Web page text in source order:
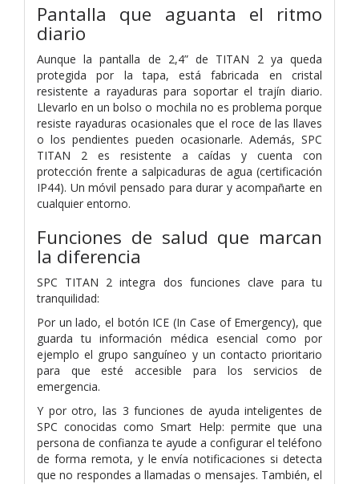
Pantalla que aguanta el ritmo
diario
Aunque la pantalla de 2,4” de TITAN 2 ya queda
protegida por la tapa, está fabricada en cristal
resistente a rayaduras para soportar el trajín diario.
Llevarlo en un bolso o mochila no es problema porque
resiste rayaduras ocasionales que el roce de las llaves
o los pendientes pueden ocasionarle. Además, SPC
TITAN 2 es resistente a caídas y cuenta con
protección frente a salpicaduras de agua (certificación
IP44). Un móvil pensado para durar y acompañarte en
cualquier entorno.
Funciones de salud que marcan
la diferencia
SPC TITAN 2 integra dos funciones clave para tu
tranquilidad:
Por un lado, el botón ICE (In Case of Emergency), que
guarda tu información médica esencial como por
ejemplo el grupo sanguíneo y un contacto prioritario
para que esté accesible para los servicios de
emergencia.
Y por otro, las 3 funciones de ayuda inteligentes de
SPC conocidas como Smart Help: permite que una
persona de confianza te ayude a configurar el teléfono
de forma remota, y le envía notificaciones si detecta
que no respondes a llamadas o mensajes. También, el